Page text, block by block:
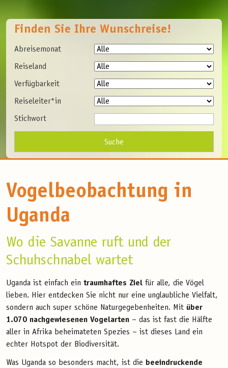
Finden Sie Ihre Wunschreise!
Abreisemonat
Reiseland
Verfügbarkeit
Reiseleiter*in
Stichwort
Vogelbeobachtung in
Uganda
Wo die Savanne ruft und der
Schuhschnabel wartet
Uganda ist einfach ein traumhaftes Ziel für alle, die Vögel
lieben. Hier entdecken Sie nicht nur eine unglaubliche Vielfalt,
sondern auch super schöne Naturgegebenheiten. Mit über
1.070 nachgewiesenen Vogelarten – das ist fast die Hälfte
aller in Afrika beheimateten Spezies – ist dieses Land ein
echter Hotspot der Biodiversität.
Was Uganda so besonders macht, ist die beeindruckende